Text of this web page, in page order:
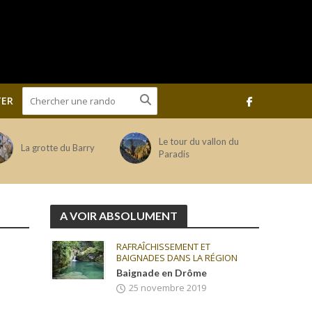
La grotte du Barry
Le tour du vallon du
Paradis
A VOIR ABSOLUMENT
RAFRAÎCHISSEMENT ET
BAIGNADES DANS LA RÉGION
Baignade en Drôme
25 novembre 2019